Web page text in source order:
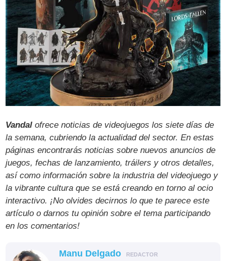
Vandal ofrece noticias de videojuegos los siete días de
la semana, cubriendo la actualidad del sector. En estas
páginas encontrarás noticias sobre nuevos anuncios de
juegos, fechas de lanzamiento, tráilers y otros detalles,
así como información sobre la industria del videojuego y
la vibrante cultura que se está creando en torno al ocio
interactivo. ¡No olvides decirnos lo que te parece este
artículo o darnos tu opinión sobre el tema participando
en los comentarios!
Manu Delgado REDACTOR